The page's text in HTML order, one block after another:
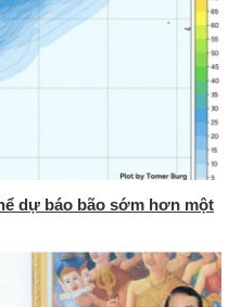
dự báo bão sớm hơn một